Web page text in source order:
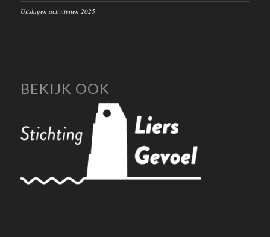
Uitslagen activiteiten 2025
BEKIJK OOK